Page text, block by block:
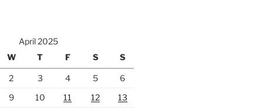
April 2025
W T F S S
2 3 4 5
6
9 10 11 12
13